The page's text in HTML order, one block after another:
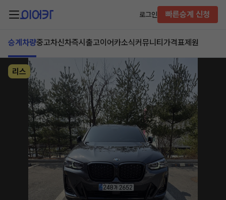
로그인 빠른승계 신청
승계차량중고차신차즉시출고이어카소식커뮤니티 가격표제원
리스